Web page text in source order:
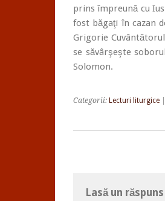
prins împreună cu
fost băgaţi în cazan
Grigorie
se săvârşeşte
Solomon.
Categorii: Lecturi liturgice
Lasă un răspuns